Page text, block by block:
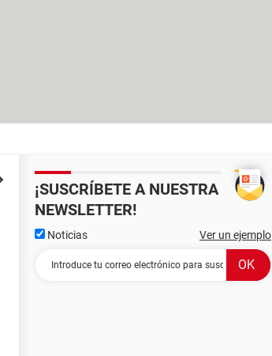
¡SUSCRÍBETE A NUESTRA
NEWSLETTER!
Noticias Ver un ejemplo